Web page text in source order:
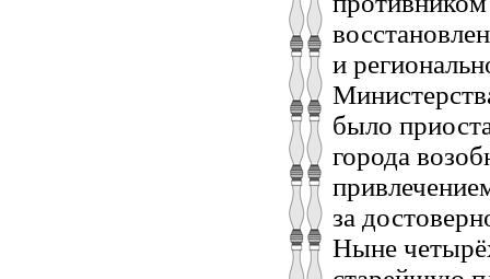
и
было
города
за
Ныне